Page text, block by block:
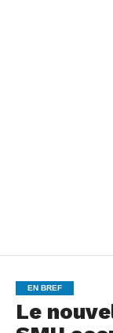
EN BREF
Le